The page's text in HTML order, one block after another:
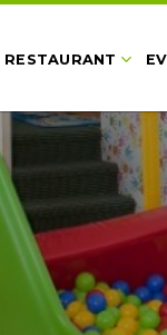
RESTAURANT